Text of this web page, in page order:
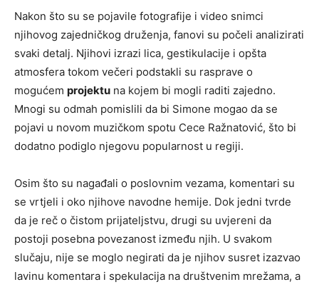
Nakon što su se pojavile fotografije i video snimci
njihovog zajedničkog druženja, fanovi su počeli analizirati
svaki detalj. Njihovi izrazi lica, gestikulacije i opšta
atmosfera tokom večeri podstakli su rasprave o
mogućem projektu na kojem bi mogli raditi zajedno.
Mnogi su odmah pomislili da bi Simone mogao da se
pojavi u novom muzičkom spotu Cece Ražnatović, što bi
dodatno podiglo njegovu popularnost u regiji.
Osim što su nagađali o poslovnim vezama, komentari su
se vrtjeli i oko njihove navodne hemije. Dok jedni tvrde
da je reč o čistom prijateljstvu, drugi su uvjereni da
postoji posebna povezanost između njih. U svakom
slučaju, nije se moglo negirati da je njihov susret izazvao
lavinu komentara i spekulacija na društvenim mrežama, a